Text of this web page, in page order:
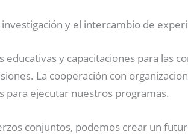
y el intercambio de
educativas y capacitaciones para las
La cooperación con
ejecutar nuestros programas.
conjuntos, podemos crear un